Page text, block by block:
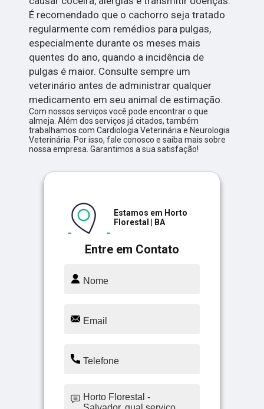
É recomendado que o cachorro seja tratado
regularmente com remédios para pulgas,
especialmente durante os meses mais
quentes do ano, quando a incidência de
pulgas é maior. Consulte sempre um
veterinário antes de administrar qualquer
medicamento em seu animal de estimação.
Com nossos serviços você pode encontrar o que
almeja. Além dos serviços já citados, também
trabalhamos com Cardiologia Veterinária e Neurologia
Veterinária. Por isso, fale conosco e saiba mais sobre
nossa empresa. Garantimos a sua satisfação!
Entre em Contato
Estamos em Horto
Florestal | BA